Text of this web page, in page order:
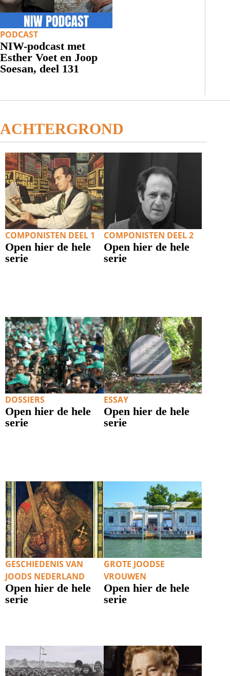
PODCAST
NIW-podcast met
Esther Voet en Joop
Soesan, deel 131
ACHTERGROND
COMPONISTEN DEEL 1
Open hier de hele
serie
COMPONISTEN DEEL 2
Open hier de hele
serie
DOSSIERS
Open hier de hele
serie
ESSAY
Open hier de hele
serie
GESCHIEDENIS VAN
JOODS NEDERLAND
Open hier de hele
serie
GROTE JOODSE
VROUWEN
Open hier de hele
serie